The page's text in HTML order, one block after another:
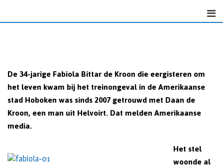
De 34-jarige Fabiola Bittar de Kroon die eergisteren om
het leven kwam bij het treinongeval in de Amerikaanse
stad Hoboken was sinds 2007 getrouwd met Daan de
Kroon, een man uit Helvoirt. Dat melden Amerikaanse
media.
Het stel
woonde al